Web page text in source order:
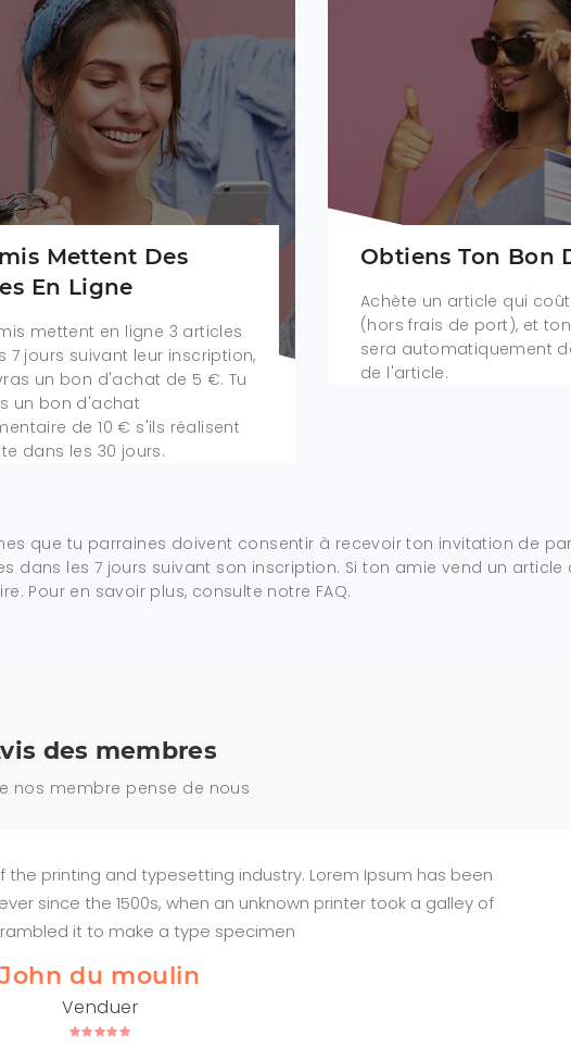
Mettent Des
En Ligne
mettent en ligne 3 articles
7 jours suivant leur inscription,
un bon d'achat de 5 €. Tu
un bon d'achat
de 10 € s'ils réalisent
dans les 30 jours.
Obtiens Ton Bon
Achète un article qui
(hors frais de port), et
sera automatiquement
de l'article.
que tu parraines doivent consentir à recevoir ton invitation de
les 7 jours suivant son inscription. Si ton amie vend un article
Pour en savoir plus, consulte notre FAQ.
des membres
nos membre pense de nous
the printing and typesetting industry. Lorem Ipsum has been
since the 1500s, when an unknown printer took a galley of
it to make a type specimen
John du moulin
Venduer